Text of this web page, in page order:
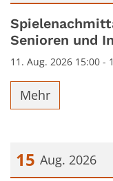
Datum: 11.
Senioren und
11. Aug. 2026 15:00 -
Mehr
15 Aug. 2026